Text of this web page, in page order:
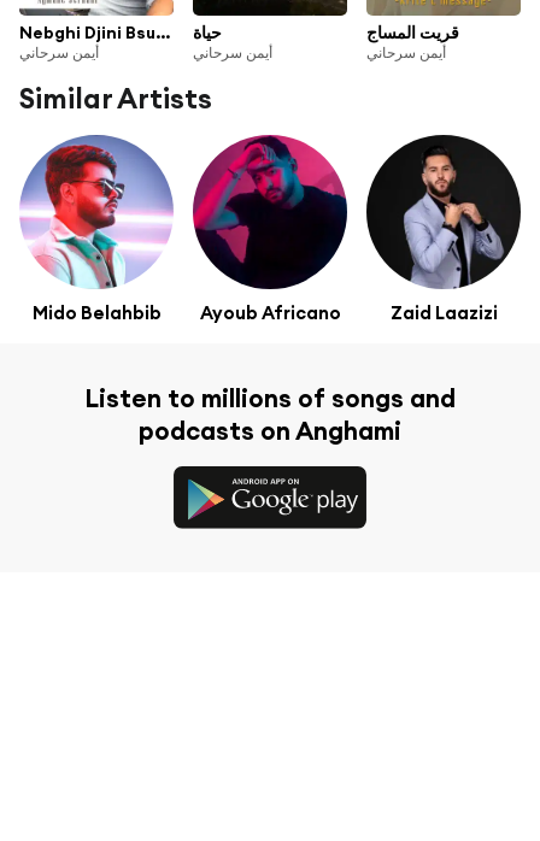
Nebghi Djini Bsurvet
أيمن سرحاني
حياة
أيمن سرحاني
قريت المساج
أيمن سرحاني
Similar Artists
Mido Belahbib Ayoub Africano Zaid Laazizi
Listen to millions of songs and
podcasts on Anghami